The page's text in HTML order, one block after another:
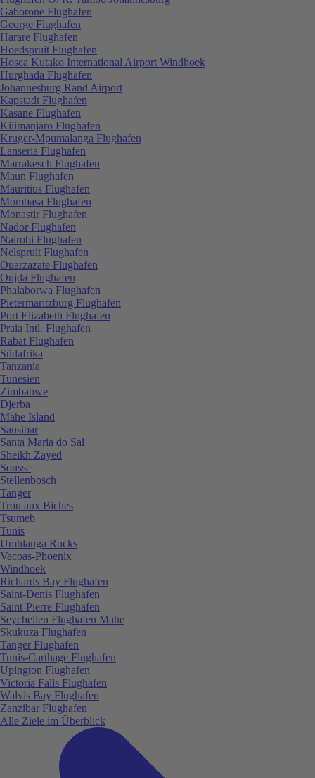
Gaborone Flughafen
George Flughafen
Harare Flughafen
Hoedspruit Flughafen
Hosea Kutako International Airport Windhoek
Hurghada Flughafen
Johannesburg Rand Airport
Kapstadt Flughafen
Kasane Flughafen
Kilimanjaro Flughafen
Kruger-Mpumalanga Flughafen
Lanseria Flughafen
Marrakesch Flughafen
Maun Flughafen
Mauritius Flughafen
Mombasa Flughafen
Monastir Flughafen
Nador Flughafen
Nairobi Flughafen
Nelspruit Flughafen
Ouarzazate Flughafen
Oujda Flughafen
Phalaborwa Flughafen
Pietermaritzburg Flughafen
Port Elizabeth Flughafen
Praia Intl. Flughafen
Rabat Flughafen
Südafrika
Tanzania
Tunesien
Zimbabwe
Djerba
Mahe Island
Sansibar
Santa Maria do Sal
Sheikh Zayed
Sousse
Stellenbosch
Tanger
Trou aux Biches
Tsumeb
Tunis
Umhlanga Rocks
Vacoas-Phoenix
Windhoek
Richards Bay Flughafen
Saint-Denis Flughafen
Saint-Pierre Flughafen
Seychellen Flughafen Mahe
Skukuza Flughafen
Tanger Flughafen
Tunis-Carthage Flughafen
Upington Flughafen
Victoria Falls Flughafen
Walvis Bay Flughafen
Zanzibar Flughafen
Alle Ziele im Überblick